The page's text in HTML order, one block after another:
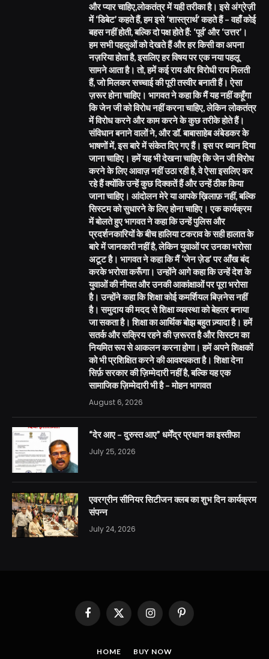
और प्यार चाहिए,लोकतंत्र में यही तरीका है। इसे अंग्रेज़ी
में ‘डिबेट’ कहते हैं, हम इसे ‘शास्त्रार्थ’ कहते हैं – वहाँ कोई
बहस नहीं होती, बल्कि दो पक्ष होते हैं: ‘पूर्व’ और ‘उत्तर’।
हम सभी पहलुओं को देखते हैं और हर किसी का अपना
नज़रिया होता है, इसलिए हर विषय पर एक नया पहलू
सामने आता है। तो, हमें कई राय और विरोधी राय मिलती
हैं, जो मिलकर सच्चाई की पूरी तस्वीर बनाती हैं। ऐसा
ज़रूर होना चाहिए। भागवत ने कहा कि मैं यह नहीं कहूँगा
कि जेन जी को विरोध नहीं करना चाहिए, लेकिन लोकतंत्र
में विरोध करने और काम करने के कुछ तरीके होते हैं।
संविधान बनाने वालों ने, और डॉ. बाबासाहेब अंबेडकर के
भाषणों में, इस बारे में संकेत दिए गए हैं। इस पर ध्यान दिया
जाना चाहिए। हमें यह भी देखना चाहिए कि जेन जी विरोध
करने के लिए आवाज़ नहीं उठा रही है, वे ऐसा इसलिए कर
रहे हैं क्योंकि उन्हें कुछ दिक्कतें हैं और उन्हें ठीक किया
जाना चाहिए। आंदोलन मेरे या आपके ख़िलाफ़ नहीं, बल्कि
सिस्टम को सुधारने के लिए होना चाहिए। एक कार्यक्रम
में बोलते हुए भागवत ने कहा कि उन्हें पुलिस और
प्रदर्शनकारियों के बीच हालिया टकराव के सही हालात के
बारे में जानकारी नहीं है, लेकिन युवाओं पर उनका भरोसा
अटूट है। भागवत ने कहा कि मैं ‘जेन ज़ेड’ पर आँख बंद
करके भरोसा करूँगा। उन्होंने आगे कहा कि उन्हें देश के
युवाओं की नीयत और उनकी आकांक्षाओं पर पूरा भरोसा
है। उन्होंने कहा कि शिक्षा कोई कमर्शियल बिज़नेस नहीं
है। समुदाय की मदद से शिक्षा व्यवस्था को बेहतर बनाया
जा सकता है। शिक्षा का आर्थिक बोझ बहुत ज़्यादा है। हमें
सतर्क और सक्रिय रहने की ज़रूरत है और सिस्टम का
नियमित रूप से आकलन करना होगा। हमें अपने शिक्षकों
को भी प्रशिक्षित करने की आवश्यकता है। शिक्षा देना
सिर्फ़ सरकार की ज़िम्मेदारी नहीं है, बल्कि यह एक
सामाजिक ज़िम्मेदारी भी है – मोहन भागवत
August 6, 2026
“देर आए – दुरुस्त आए” धर्मेंद्र प्रधान का इस्तीफा
July 25, 2026
एवरग्रीन सीनियर सिटीजन क्लब का शुभ दिन कार्यक्रम
संपन्न
July 24, 2026
FacebookX
(Twitter)
InstagramPinterest
HOME BUY NOW